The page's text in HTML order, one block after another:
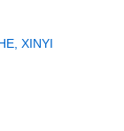
XINYI